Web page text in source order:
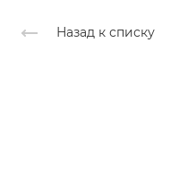
Назад к списку